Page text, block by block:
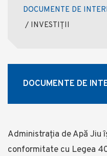
DOCUMENTE DE
/ INVESTIȚII
DOCUMENTE DE
Administrația de Apă Jiu
conformitate cu Legea